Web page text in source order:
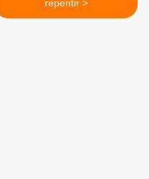
repentir >